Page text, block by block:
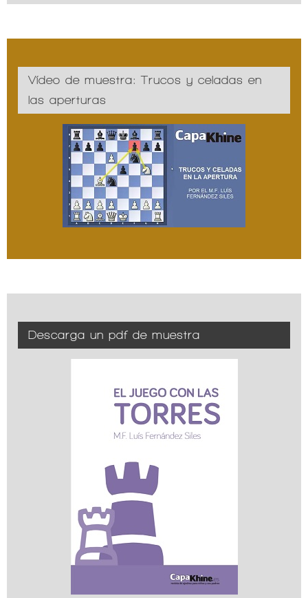
Vídeo de muestra: Trucos y celadas en
las aperturas
Descarga un pdf de muestra